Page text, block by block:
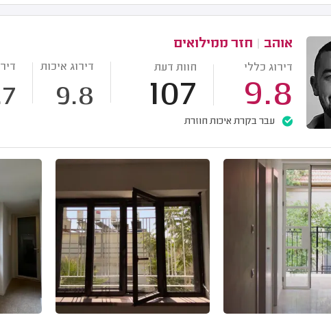
אוהב חזר ממילואים
דירוג כללי
9.8
חוות דעת
107
דירוג איכות
9.8
עבר בקרת איכות חוזרת